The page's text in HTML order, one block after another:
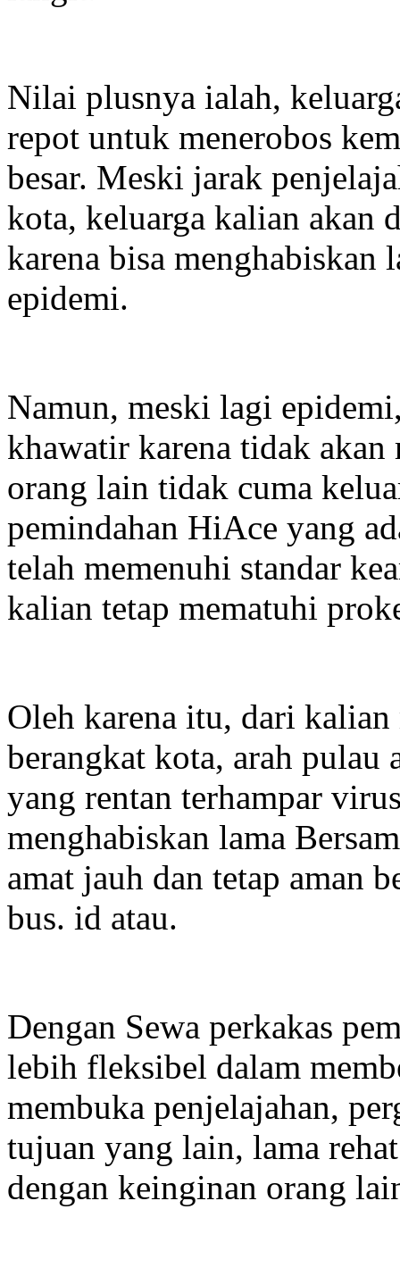
Nilai plusnya ialah,
repot untuk menerobos
besar. Meski jarak
kota, keluarga kalian akan
karena bisa menghabiskan
epidemi.
Namun, meski lagi
khawatir karena tidak akan
orang lain tidak cuma
pemindahan HiAce yang
telah memenuhi standar
kalian tetap mematuhi
Oleh karena itu, dari
berangkat kota, arah pulau
yang rentan terhampar
menghabiskan lama
amat jauh dan tetap aman
bus. id atau.
Dengan Sewa perkakas
lebih fleksibel dalam
membuka penjelajahan,
tujuan yang lain, lama
dengan keinginan orang